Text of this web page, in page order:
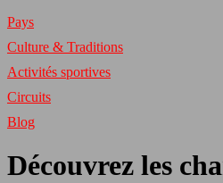
Pays
Culture & Traditions
Activités sportives
Circuits
Blog
Découvrez les